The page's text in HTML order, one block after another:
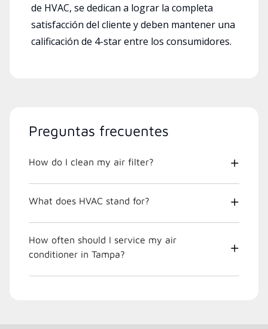
de HVAC, se dedican a lograr la completa
satisfacción del cliente y deben mantener una
calificación de 4-star entre los consumidores.
Preguntas frecuentes
How do I clean my air filter?
What does HVAC stand for?
How often should I service my air
conditioner in Tampa?